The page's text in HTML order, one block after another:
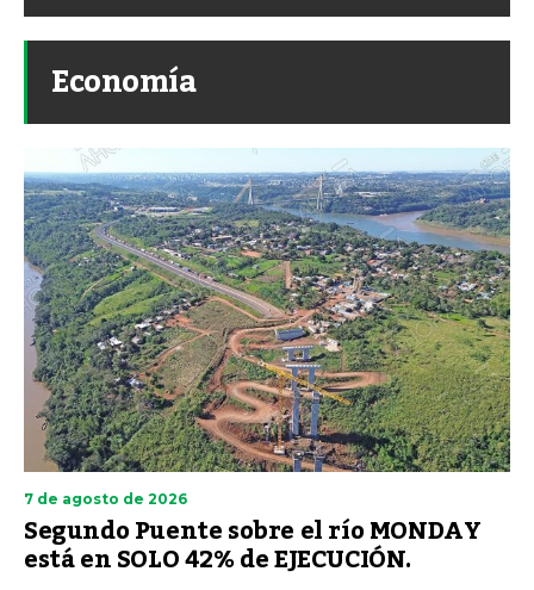
Economía
7 de agosto de 2026
Segundo Puente sobre el río MONDAY
está en SOLO 42% de EJECUCIÓN.